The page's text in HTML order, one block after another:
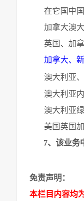
在它国中
加拿大澳
英国、加
加拿大、
澳大利亚
澳大利亚
澳大利亚
美国英国
7、该业务
免责声明：
本栏目内容均